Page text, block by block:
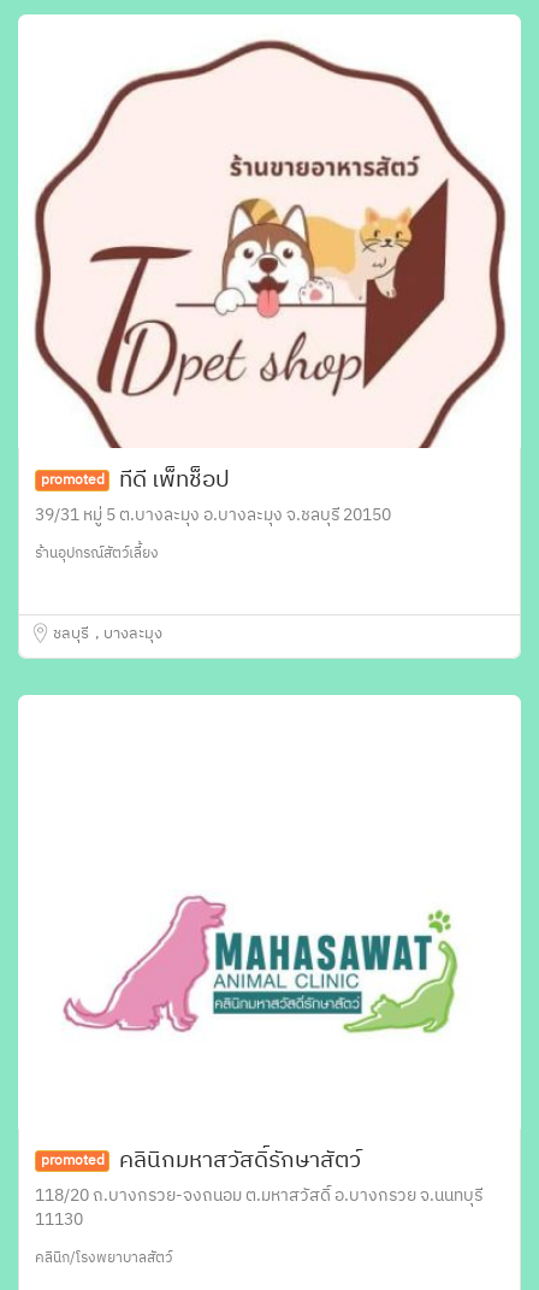
promoted ทีดี เพ็ทช็อป
39/31 หมู่ 5 ต.บางละมุง อ.บางละมุง จ.ชลบุรี 20150
ร้านอุปกรณ์สัตว์เลี้ยง
ชลบุรี บางละมุง
promoted คลินิกมหาสวัสดิ์รักษาสัตว์
118/20 ถ.บางกรวย-จงถนอม ต.มหาสวัสดิ์ อ.บางกรวย จ.นนทบุรี
11130
คลินิก/โรงพยาบาลสัตว์